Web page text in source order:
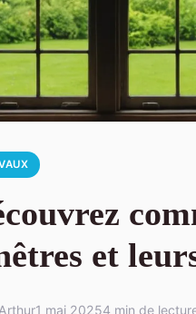
et
Arthur1 mai 20254 min de